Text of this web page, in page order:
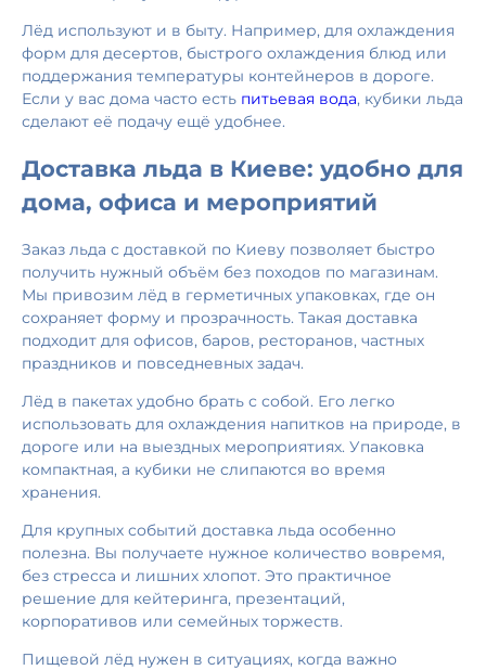
Лёд используют и в быту. Например, для охлаждения
форм для десертов, быстрого охлаждения блюд или
поддержания температуры контейнеров в дороге.
Если у вас дома часто есть питьевая вода, кубики льда
сделают её подачу ещё удобнее.
Доставка льда в Киеве: удобно для
дома, офиса и мероприятий
Заказ льда с доставкой по Киеву позволяет быстро
получить нужный объём без походов по магазинам.
Мы привозим лёд в герметичных упаковках, где он
сохраняет форму и прозрачность. Такая доставка
подходит для офисов, баров, ресторанов, частных
праздников и повседневных задач.
Лёд в пакетах удобно брать с собой. Его легко
использовать для охлаждения напитков на природе, в
дороге или на выездных мероприятиях. Упаковка
компактная, а кубики не слипаются во время
хранения.
Для крупных событий доставка льда особенно
полезна. Вы получаете нужное количество вовремя,
без стресса и лишних хлопот. Это практичное
решение для кейтеринга, презентаций,
корпоративов или семейных торжеств.
Пищевой лёд нужен в ситуациях, когда важно